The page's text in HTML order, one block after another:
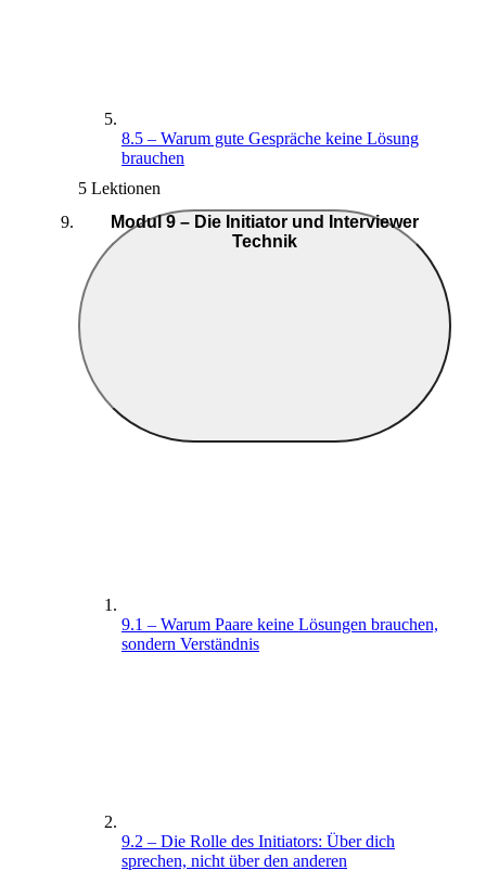
8.5 – Warum gute Gespräche keine Lösung
brauchen
5 Lektionen
Modul 9 – Die Initiator und Interviewer
Technik
9.1 – Warum Paare keine Lösungen brauchen,
sondern Verständnis
9.2 – Die Rolle des Initiators: Über dich
sprechen, nicht über den anderen